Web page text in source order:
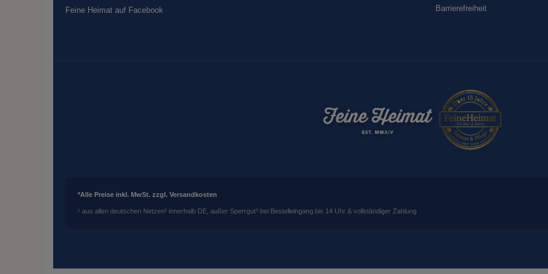
Feine Heimat auf Facebook Barrierefreiheit
*Alle Preise inkl. MwSt. zzgl. Versandkosten
¹ aus allen deutschen Netzen² innerhalb DE, außer Sperrgut³ bei Bestelleingang bis 14 Uhr & vollständiger Zahlung